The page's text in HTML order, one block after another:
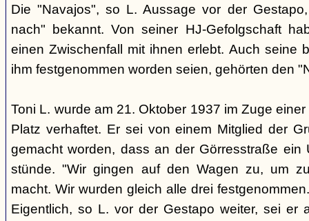
Die "Navajos", so L. Aussage vor der
nach" bekannt. Von seiner HJ-Gefolgschaft
einen Zwischenfall mit ihnen erlebt. Auch seine
ihm festgenommen worden seien, gehörten den
Toni L. wurde am 21. Oktober 1937 im Zuge
Platz verhaftet. Er sei von einem Mitglied der
gemacht worden, dass an der Görresstraße ein
stünde. "Wir gingen auf den Wagen zu, um
macht. Wir wurden gleich alle drei
Eigentlich, so L. vor der Gestapo weiter, sei er